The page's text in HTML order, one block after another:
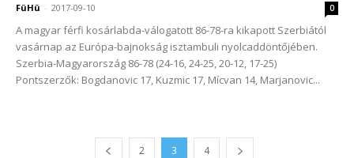
FüHü - 2017-09-10 0
A magyar férfi kosárlabda-válogatott 86-78-ra kikapott Szerbiától
vasárnap az Európa-bajnokság isztambuli nyolcaddöntőjében.
Szerbia-Magyarország 86-78 (24-16, 24-25, 20-12, 17-25)
Pontszerzők: Bogdanovic 17, Kuzmic 17, Mícvan 14, Marjanovic...
2 3 4